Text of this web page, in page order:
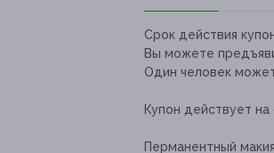
Срок действия
Вы можете
Один человек
Купон действует
Перманентный